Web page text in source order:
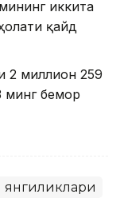
иккита
қайд
2 миллион 259
минг бемор
янгиликлари